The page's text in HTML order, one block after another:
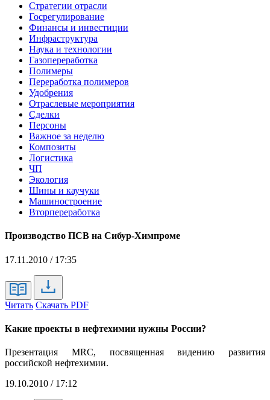
Стратегии отрасли
Госрегулирование
Финансы и инвестиции
Инфраструктура
Наука и технологии
Газопереработка
Полимеры
Переработка полимеров
Удобрения
Отраслевые мероприятия
Сделки
Персоны
Важное за неделю
Композиты
Логистика
ЧП
Экология
Шины и каучуки
Машиностроение
Вторпереработка
Производство ПСВ на Сибур-Химпроме
17.11.2010 / 17:35
Читать Скачать PDF
Какие проекты в нефтехимии нужны России?
Презентация MRC, посвященная видению развития
российской нефтехимии.
19.10.2010 / 17:12